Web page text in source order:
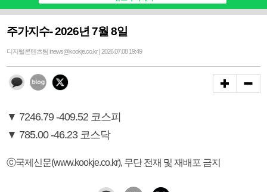
주가지수- 2026년 7월 8일
디지털콘텐츠팀 inews@kookje.co.kr | 2026.07.08 19:49
▼ 7246.79 -409.52 코스피
▼ 785.00 -46.23 코스닥
ⓒ국제신문(www.kookje.co.kr), 무단 전재 및 재배포 금지